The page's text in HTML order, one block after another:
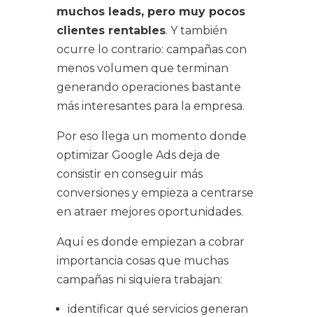
muchos leads, pero muy pocos
clientes rentables. Y también
ocurre lo contrario: campañas con
menos volumen que terminan
generando operaciones bastante
más interesantes para la empresa.
Por eso llega un momento donde
optimizar Google Ads deja de
consistir en conseguir más
conversiones y empieza a centrarse
en atraer mejores oportunidades.
Aquí es donde empiezan a cobrar
importancia cosas que muchas
campañas ni siquiera trabajan:
identificar qué servicios generan